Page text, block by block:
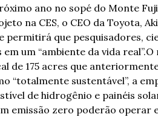
ano no sopé do Monte
na CES, o CEO da Toyota,
permitirá que pesquisadores,
um “ambiente da vida real”.O
de 175 acres que
“totalmente sustentável”, a
de hidrogênio e painéis
emissão zero poderão operar